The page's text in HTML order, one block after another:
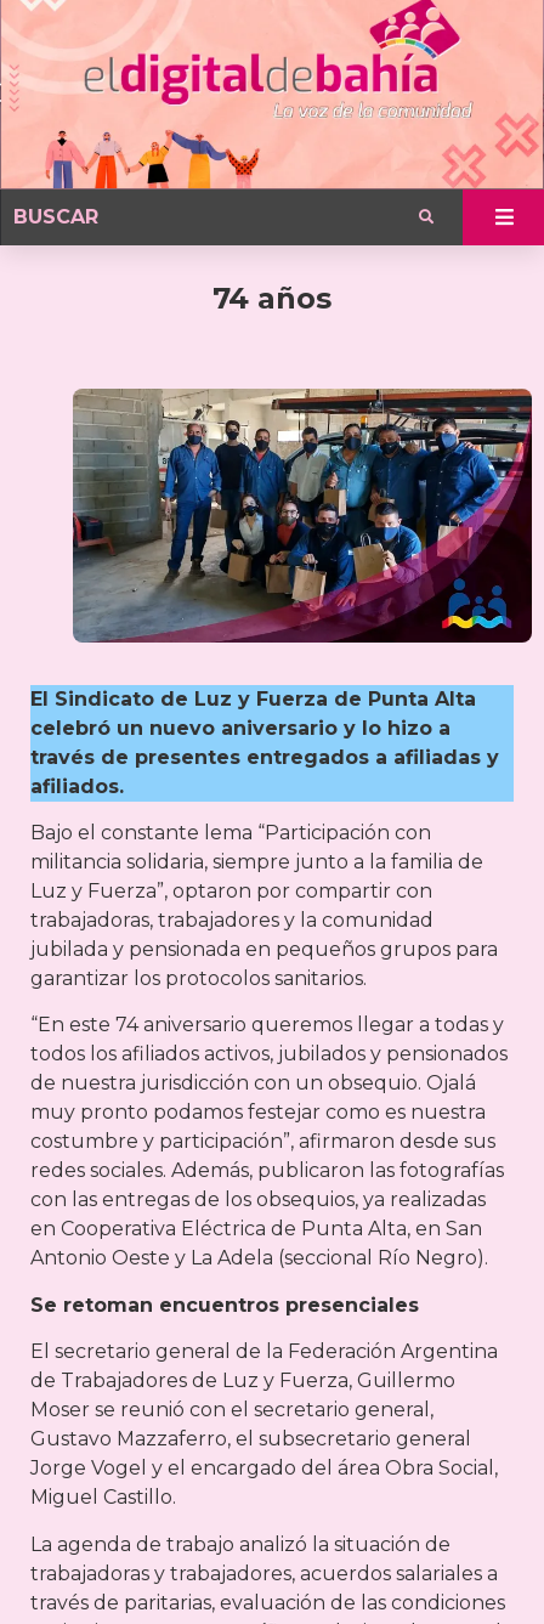
74 años
El Sindicato de Luz y Fuerza de Punta Alta
celebró un nuevo aniversario y lo hizo a
través de presentes entregados a afiliadas y
afiliados.
Bajo el constante lema “Participación con
militancia solidaria, siempre junto a la familia de
Luz y Fuerza”, optaron por compartir con
trabajadoras, trabajadores y la comunidad
jubilada y pensionada en pequeños grupos para
garantizar los protocolos sanitarios.
“En este 74 aniversario queremos llegar a todas y
todos los afiliados activos, jubilados y pensionados
de nuestra jurisdicción con un obsequio. Ojalá
muy pronto podamos festejar como es nuestra
costumbre y participación”, afirmaron desde sus
redes sociales. Además, publicaron las fotografías
con las entregas de los obsequios, ya realizadas
en Cooperativa Eléctrica de Punta Alta, en San
Antonio Oeste y La Adela (seccional Río Negro).
Se retoman encuentros presenciales
El secretario general de la Federación Argentina
de Trabajadores de Luz y Fuerza, Guillermo
Moser se reunió con el secretario general,
Gustavo Mazzaferro, el subsecretario general
Jorge Vogel y el encargado del área Obra Social,
Miguel Castillo.
La agenda de trabajo analizó la situación de
trabajadoras y trabajadores, acuerdos salariales a
través de paritarias, evaluación de las condiciones